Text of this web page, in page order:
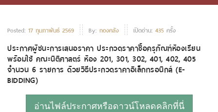
Posted: 17 กุมภาพันธ์ 2569 By: กองคลัง เปิดอ่าน: 435 ครั้ง
ประกาศผู้ชนะการเสนอราคา ประกวดราคาซื้อครุภัณฑ์ห้องเรียน
พร้อมใช้ คณะนิติศาสตร์ ห้อง 201, 301, 302, 401, 402, 405
จำนวน 6 รายการ ด้วยวิธีประกวดราคาอิเล็กทรอนิกส์ (E-
BIDDING)
อ่านไฟล์ประกาศหรือดาวน์โหลดคลิกที่นี่